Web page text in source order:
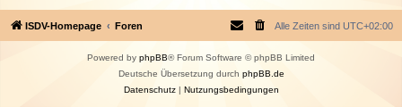
ISDV-Homepage Foren Alle Zeiten sind UTC+02:00
Powered by phpBB® Forum Software © phpBB Limited
Deutsche Übersetzung durch phpBB.de
Datenschutz| Nutzungsbedingungen